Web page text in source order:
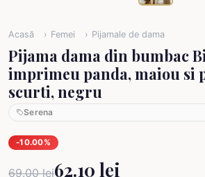
Acasă Femei Pijamale de dama
Pijama dama din bumbac
imprimeu panda, maiou si
scurti, negru
Serena
-10.00%
69.00 lei62.10 lei